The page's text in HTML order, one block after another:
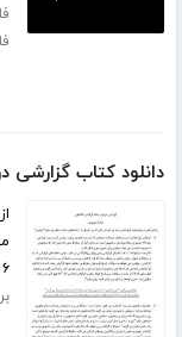
دانلود کتاب گزارشی
۶ صفحه